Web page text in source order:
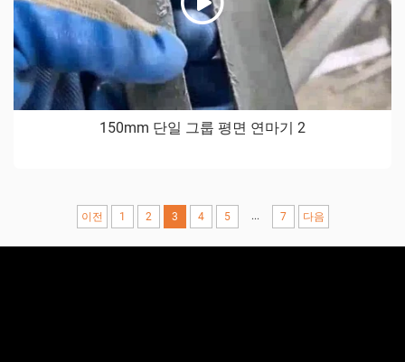
150mm 단일 그룹 평면 연마기 2
이전 1 2 3 4 5 ... 7 다음